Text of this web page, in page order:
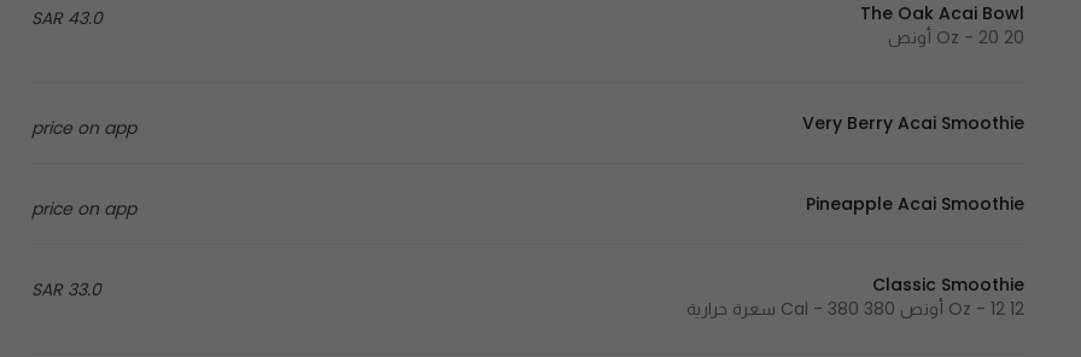
43.0 SAR
The Oak Acai Bowl
20 Oz - 20 أونص
price on app Very Berry Acai Smoothie
price on app Pineapple Acai Smoothie
33.0 SAR
Classic Smoothie
12 Oz - 12 أونص 380 Cal - 380 سعرة حرارية